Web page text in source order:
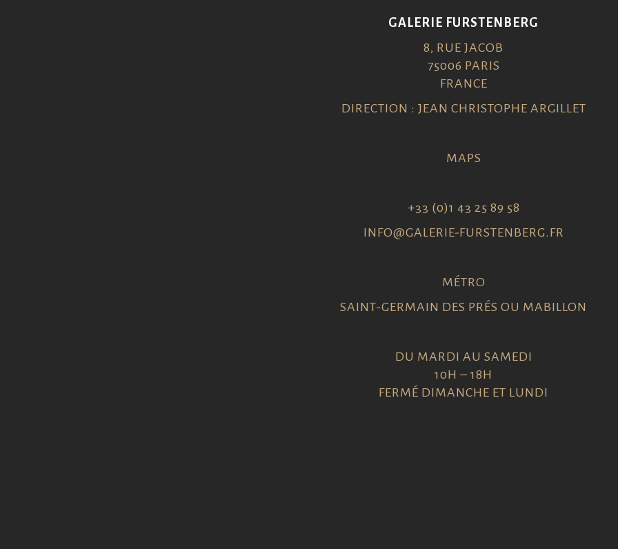
GALERIE FURSTENBERG
8, RUE JACOB
75006 PARIS
FRANCE
DIRECTION : JEAN CHRISTOPHE ARGILLET
MAPS
+33 (0)1 43 25 89 58
INFO@GALERIE-FURSTENBERG.FR
MÉTRO
SAINT-GERMAIN DES PRÉS OU MABILLON
DU MARDI AU SAMEDI
10H – 18H
FERMÉ DIMANCHE ET LUNDI